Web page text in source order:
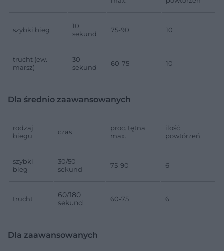
szybki bieg
10
sekund
75-90 10
trucht (ew.
marsz)
30
sekund
60-75 10
Dla średnio zaawansowanych
rodzaj
biegu
czas
proc. tętna
max.
ilość
powtórzeń
szybki
bieg
30/50
sekund
75-90 6
trucht
60/180
sekund
60-75 6
Dla zaawansowanych